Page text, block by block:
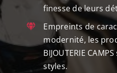
finesse de leurs
Empreints de
modernité, les
BIJOUTERIE
styles.